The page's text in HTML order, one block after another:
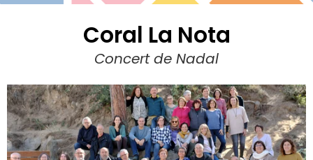
Coral La Nota
Concert de Nadal